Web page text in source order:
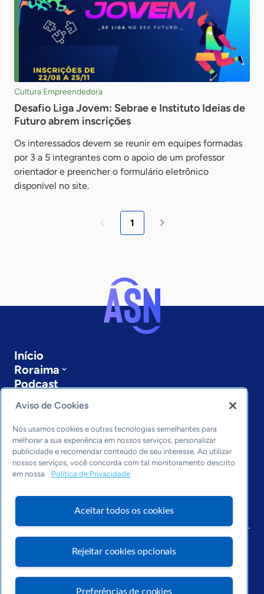
Cultura Empreendedora
Desafio Liga Jovem: Sebrae e Instituto Ideias de
Futuro abrem inscrições
Os interessados devem se reunir em equipes formadas
por 3 a 5 integrantes com o apoio de um professor
orientador e preencher o formulário eletrônico
disponível no site.
1
Início
Roraima
Podcast
Últimas notícias
Entre em contato
Editorias
Economia & Política
Inovação & Tecnologia
Arquivo
Aviso de Cookies
Nós usamos cookies e outras tecnologias semelhantes para
melhorar a sua experiência em nossos serviços, personalizar
publicidade e recomendar conteúdo de seu interesse. Ao utilizar
nossos serviços, você concorda com tal monitoramento descrito
em nossa
Política de Privacidade
Aceitar todos os cookies
Rejeitar cookies opcionais
Preferências de cookies